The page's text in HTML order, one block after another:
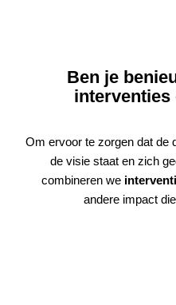
Ben je
interventies
Om ervoor te zorgen dat de
de visie staat en zich
combineren we
andere impact